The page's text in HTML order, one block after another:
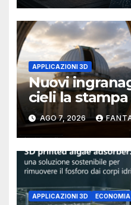
APPLICAZIONI 3D
Nuovi
cieli la
un
University of
Little Rock
AGO 7, 2026
APPLICAZIONI 3D